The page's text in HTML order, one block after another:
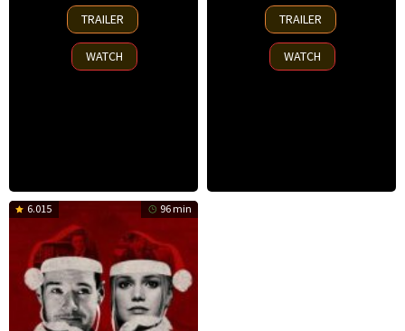
14
Nov
2025
TRAILER
WATCH
13
Nov
2025
TRAILER
WATCH
6.015 96 min